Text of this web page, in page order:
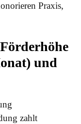
Praxis,
und
zahlt